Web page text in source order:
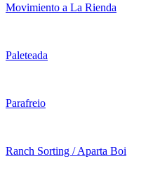
Movimiento a La Rienda
Paleteada
Parafreio
Ranch Sorting / Aparta Boi